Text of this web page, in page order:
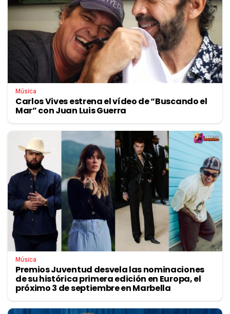
Música
Carlos Vives estrena el vídeo de “Buscando el
Mar” con Juan Luis Guerra
Música
Premios Juventud desvela las nominaciones
de su histórica primera edición en Europa, el
próximo 3 de septiembre en Marbella